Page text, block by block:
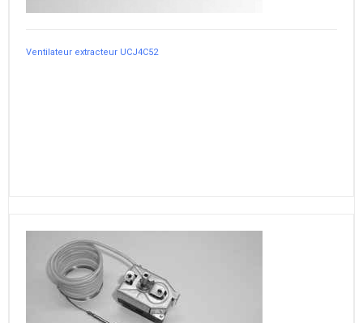
Ventilateur extracteur UCJ4C52